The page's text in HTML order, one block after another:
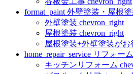
format_paint 外壁塗装・屋根塗
外壁塗装 chevron_right
屋根塗装 chevron_right
屋根塗装+外壁塗装がお
home_repair_service リフォーム
キッチンリフォーム